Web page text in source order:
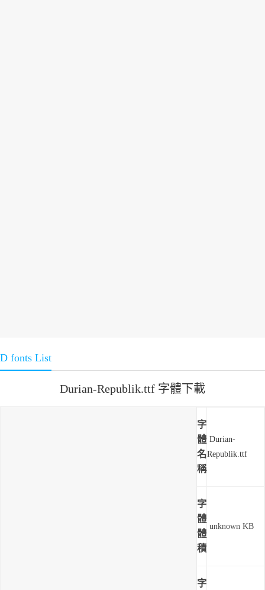
D fonts List
Durian-Republik.ttf 字體下載
字
體
名
稱
Durian-
Republik.ttf
字
體
體
積
unknown KB
字